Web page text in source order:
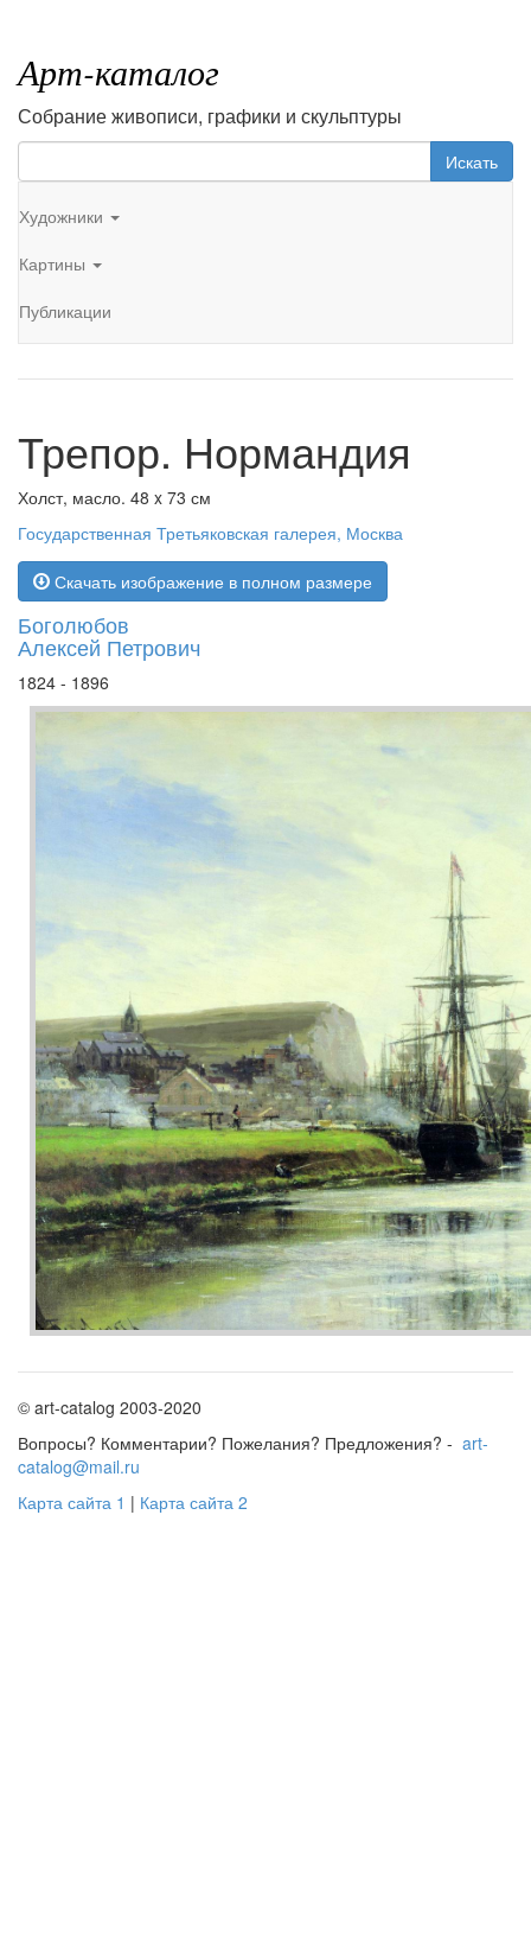
Арт-каталог
Собрание живописи, графики и скульптуры
Искать
Художники
Картины
Публикации
Трепор. Нормандия
Холст, масло. 48 x 73 см
Государственная Третьяковская галерея, Москва
Скачать изображение в полном размере
Боголюбов
Алексей Петрович
1824 - 1896
© art-catalog 2003-2020
Вопросы? Комментарии? Пожелания? Предложения? - art-
catalog@mail.ru
Карта сайта 1 | Карта сайта 2